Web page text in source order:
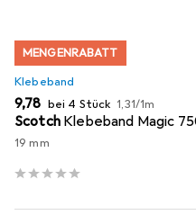
MENGENRABATT
Klebeband
EUR
9,78 bei 4 Stück EUR
1,31/1m
Scotch Klebeband Magic
19 mm